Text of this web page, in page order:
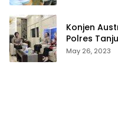
Konjen
Polres
Menjaga
May 26, 2023